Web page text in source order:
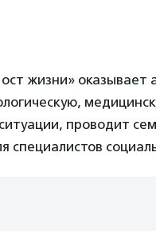
жизни»
проводит
специалистов